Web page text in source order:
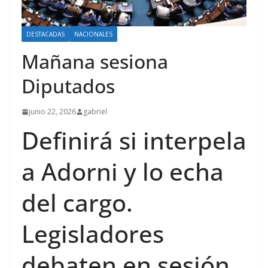
DESTACADAS NACIONALES
Mañana sesiona
Diputados
junio 22, 2026 gabriel
Definirá si interpela
a Adorni y lo echa
del cargo.
Legisladores